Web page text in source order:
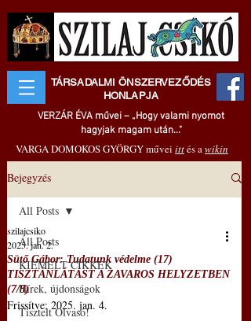
TÁRSADALMI ÖNSZERVEZŐDÉS
HONLAPJA
VERZÁR ÉVA művei – „Hogy valami nyomot
hagyjak magam után..."
VARGA DOMOKOS GYÖRGY művei ittés awikin
Bejegyzés
All Posts
KIEMELT CIKKEK
Hírek, újdonságok
Tisztelt Olvasó!
All Posts
Sütő Gábor: Tudatunk védelme (17)
TISZTÁNLÁTÁST A ZAVAROS HELYZETBEN
(7/8)
szilajcsiko
2025. jan. 2.
Frissítve: 2025. jan. 4.